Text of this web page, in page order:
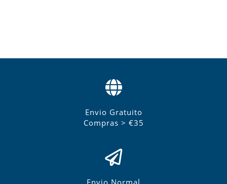
Envio Gratuito
Compras > €35
Envio Normal